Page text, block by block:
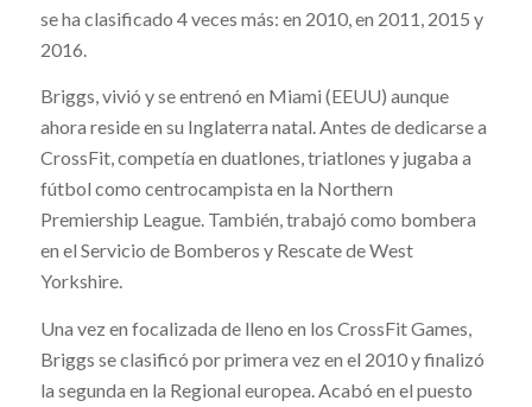
se ha clasificado 4 veces más: en 2010, en 2011, 2015 y
2016.
Briggs, vivió y se entrenó en Miami (EEUU) aunque
ahora reside en su Inglaterra natal. Antes de dedicarse a
CrossFit, competía en duatlones, triatlones y jugaba a
fútbol como centrocampista en la Northern
Premiership League. También, trabajó como bombera
en el Servicio de Bomberos y Rescate de West
Yorkshire.
Una vez en focalizada de lleno en los CrossFit Games,
Briggs se clasificó por primera vez en el 2010 y finalizó
la segunda en la Regional europea. Acabó en el puesto